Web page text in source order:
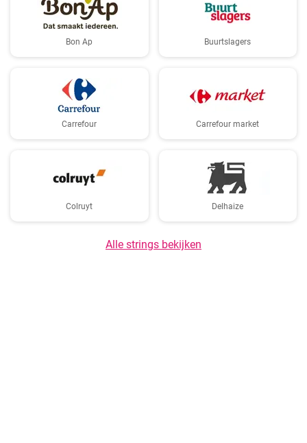
Bon Ap Buurtslagers
Carrefour Carrefour market
Colruyt Delhaize
Alle strings bekijken